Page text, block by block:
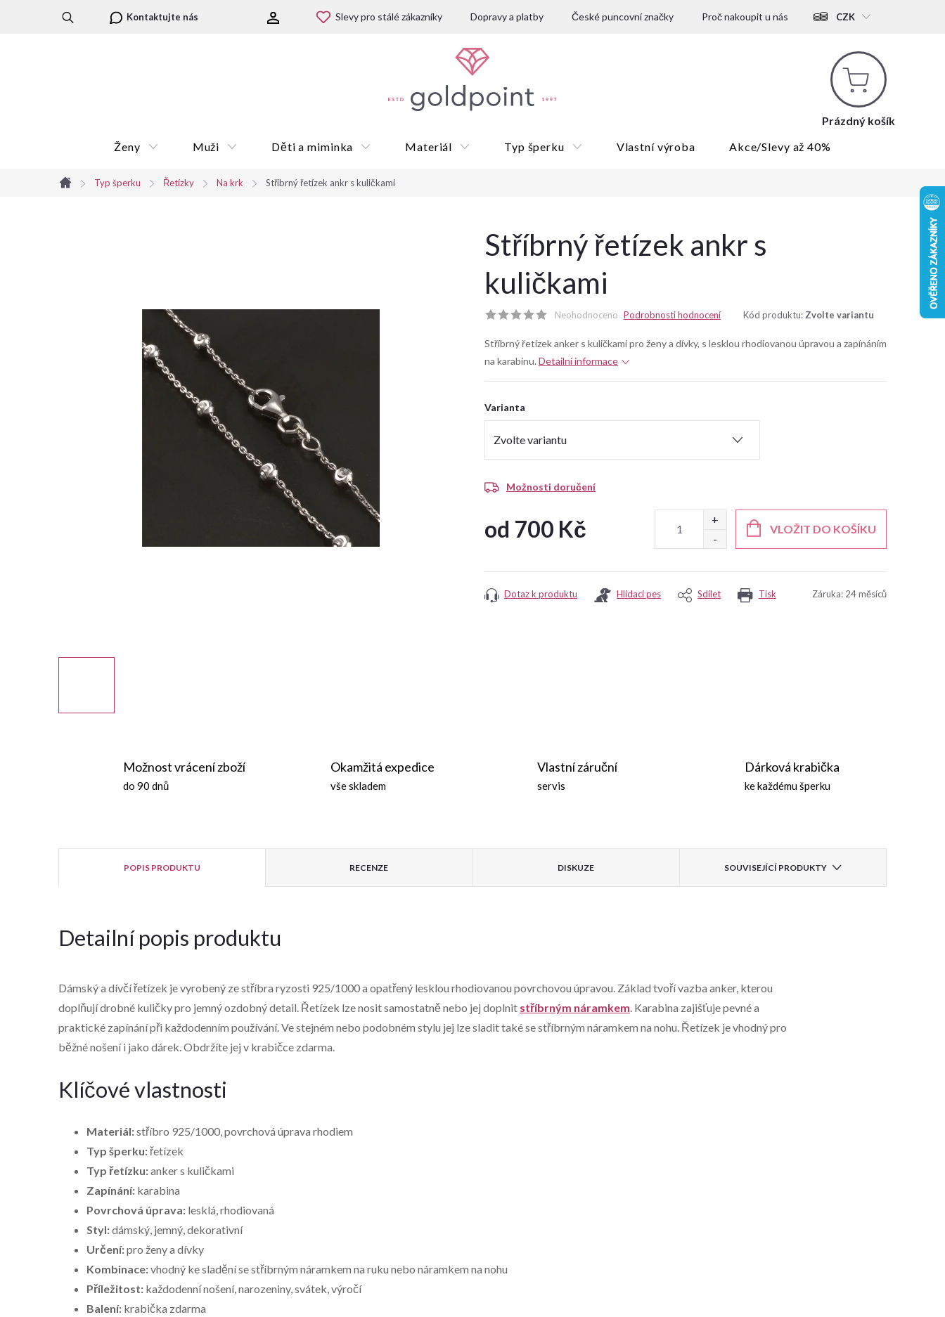
Kontaktujte nás Slevy pro stálé zákazníky Dopravy a platby České puncovní značky Proč nakoupit u nás CZK
Nákupní
košík
Prázdný košík
Ženy
Muži Děti a miminka Materiál Typ šperku Vlastní výroba Akce/Slevy až 40%
Domů
Typ šperku Řetízky Na krk Stříbrný řetízek ankr s kuličkami
Stříbrný řetízek ankr s
kuličkami
Neohodnoceno Podrobnosti hodnocení Kód produktu: Zvolte variantu
Stříbrný řetízek anker s kuličkami pro ženy a dívky, s lesklou rhodiovanou úpravou a zapínáním
na karabinu. Detailní informace
Varianta
Možnosti doručení
od 700 Kč VLOŽIT DO KOŠÍKU
Tisk
Dotaz k produktu Hlídací pes Sdílet Záruka: 24 měsíců
Dárková krabička
ke každému šperku
Možnost vrácení zboží
do 90 dnů
Okamžitá expedice
vše skladem
Vlastní záruční
servis
POPIS PRODUKTU RECENZE DISKUZE SOUVISEJÍCÍ PRODUKTY
Detailní popis produktu
Dámský a dívčí řetízek je vyrobený ze stříbra ryzosti 925/1000 a opatřený lesklou rhodiovanou povrchovou úpravou. Základ tvoří vazba anker, kterou
doplňují drobné kuličky pro jemný ozdobný detail. Řetízek lze nosit samostatně nebo jej doplnit stříbrným náramkem. Karabina zajišťuje pevné a
praktické zapínání při každodenním používání. Ve stejném nebo podobném stylu jej lze sladit také se stříbrným náramkem na nohu. Řetízek je vhodný pro
běžné nošení i jako dárek. Obdržíte jej v krabičce zdarma.
Klíčové vlastnosti
Materiál:stříbro 925/1000, povrchová úprava rhodiem
Typ šperku:řetízek
Typ řetízku:anker s kuličkami
Zapínání: karabina
Povrchová úprava: lesklá, rhodiovaná
Styl:dámský, jemný, dekorativní
Určení:pro ženy a dívky
Kombinace:vhodný ke sladění se stříbrným náramkem na ruku nebo náramkem na nohu
Příležitost: každodenní nošení, narozeniny, svátek, výročí
Balení: krabička zdarma